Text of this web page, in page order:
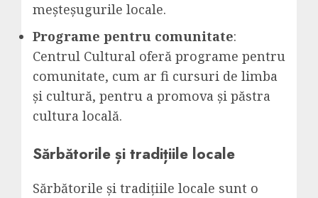
meșteșugurile locale.
Programe pentru comunitate:
Centrul Cultural oferă programe pentru
comunitate, cum ar fi cursuri de limba
și cultură, pentru a promova și păstra
cultura locală.
Sărbătorile și tradițiile locale
Sărbătorile și tradițiile locale sunt o